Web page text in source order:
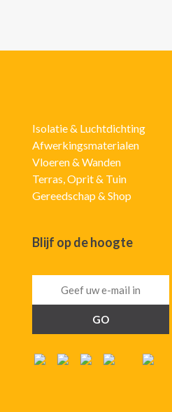
Isolatie & Luchtdichting
Afwerkingsmaterialen
Vloeren & Wanden
Terras, Oprit & Tuin
Gereedschap & Shop
Blijf op de hoogte